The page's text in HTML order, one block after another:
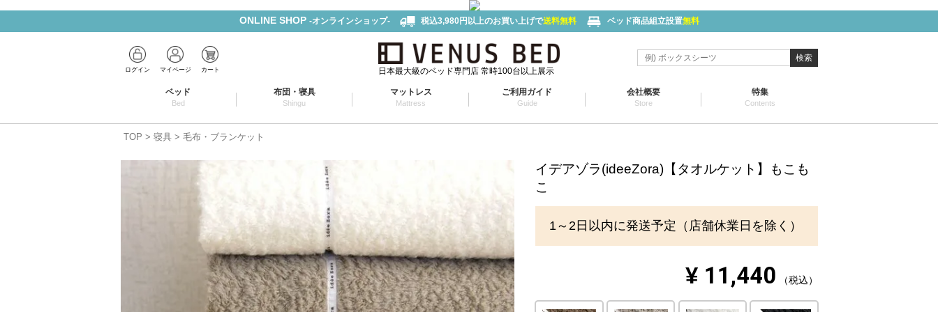
ONLINE SHOP -オンラインショップ- 税込3,980円以上のお買い上げで送料無料 ベッド商品組立設置無料
ログイン マイページ カート 日本最大級のベッド専門店 常時100台以上展示
検索
ベッド
Bed
布団・寝具
Shingu
マットレス
Mattress
ご利用ガイド
Guide
会社概要
Store
特集
Contents
TOP 寝具 毛布・ブランケット
イデアゾラ(ideeZora)【タオルケット】もこも
こ
1～2日以内に発送予定（店舗休業日を除く）
¥ 11,440 税込